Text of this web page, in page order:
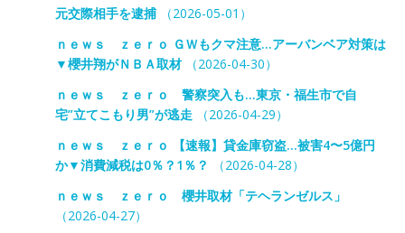
元交際相手を逮捕（2026-05-01）
ｎｅｗｓ ｚｅｒｏ ＧＷもクマ注意…アーバンベア対策は
▼櫻井翔がＮＢＡ取材（2026-04-30）
ｎｅｗｓ ｚｅｒｏ 警察突入も…東京・福生市で自
宅”立てこもり男”が逃走（2026-04-29）
ｎｅｗｓ ｚｅｒｏ 【速報】貸金庫窃盗…被害4〜5億円
か▼消費減税は0％？1％？
（2026-04-28）
ｎｅｗｓ ｚｅｒｏ 櫻井取材「テヘランゼルス」
（2026-04-27）